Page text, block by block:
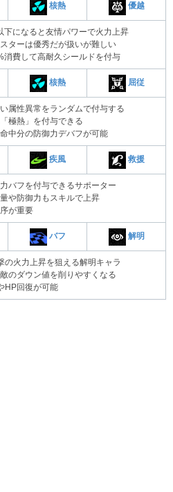
核熱 優越
下になると友情パワーで火力上昇
ターは優秀だが扱いが難しい
消費して高耐久シールドを付与
核熱 屈従
属性異常をランダムで付与する
極熱」を付与できる
中分の防御力デバフが可能
疾風 救援
バフを付与できるサポーター
や防御力もスキルで上昇
が重要
バフ 解明
の火力上昇を狙える解明キャラ
のダウン値を削りやすくなる
HP回復が可能